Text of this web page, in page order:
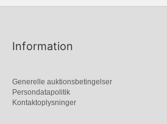
Information
Generelle auktionsbetingelser
Persondatapolitik
Kontaktoplysninger